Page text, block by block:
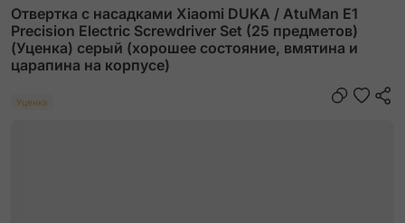
Отвертка с насадками Xiaomi DUKA / AtuMan E1
Precision Electric Screwdriver Set (25 предметов)
(Уценка) серый (хорошее состояние, вмятина и
царапина на корпусе)
Уценка